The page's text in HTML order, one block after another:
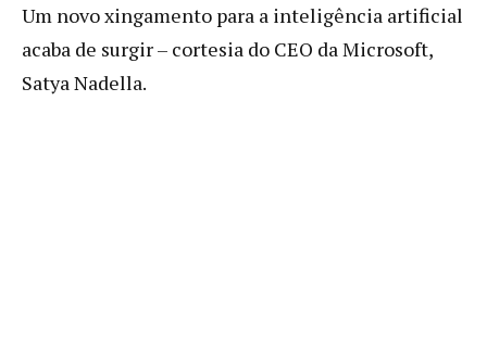
Um novo xingamento para a inteligência artificial
acaba de surgir – cortesia do CEO da Microsoft,
Satya Nadella.